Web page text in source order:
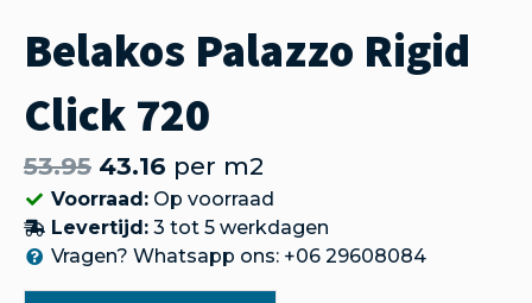
Belakos Palazzo Rigid
Click 720
53.95 43.16 per m2
Voorraad:Op voorraad
Levertijd:3 tot 5 werkdagen
Vragen? Whatsapp ons: +06 29608084